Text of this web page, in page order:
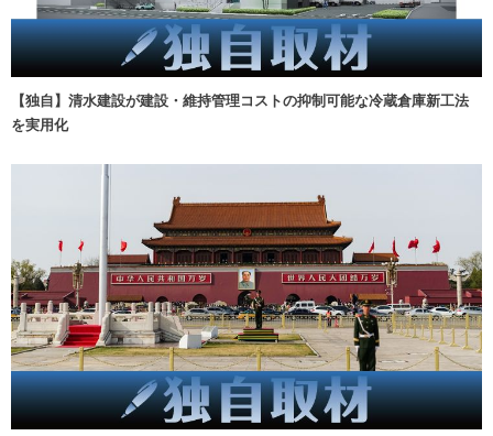
【独自】清水建設が建設・維持管理コストの抑制可能な冷蔵倉庫新工法
を実用化